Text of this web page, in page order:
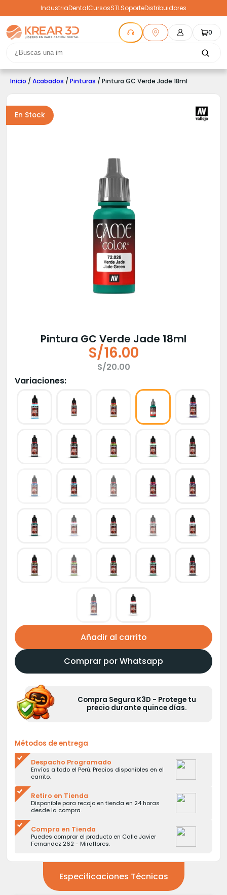
IndustriaDentalCursosSTLSoporteDistribuidores
0
Inicio / Acabados / Pinturas / Pintura GC Verde Jade 18ml
En Stock
Pintura GC Verde Jade 18ml
S/20.00
precio
original
era:
S/20.00.
S/16.00
precio
actual
es:
S/16.00.
Variaciones:
Añadir al carrito
Comprar por Whatsapp
Compra Segura K3D - Protege tu
precio durante quince días.
Métodos de entrega
Despacho Programado
Envíos a todo el Perú. Precios disponibles en el
carrito.
Retiro en Tienda
Disponible para recojo en tienda en 24 horas
desde la compra.
Compra en Tienda
Puedes comprar el producto en Calle Javier
Fernandez 262 - Miraflores.
Especificaciones Técnicas